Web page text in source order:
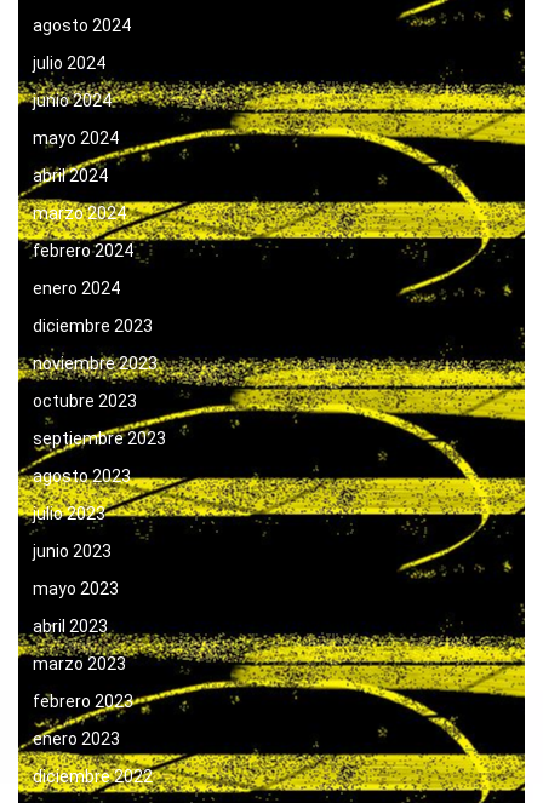
agosto 2024
julio 2024
junio 2024
mayo 2024
abril 2024
marzo 2024
febrero 2024
enero 2024
diciembre 2023
noviembre 2023
octubre 2023
septiembre 2023
agosto 2023
julio 2023
junio 2023
mayo 2023
abril 2023
marzo 2023
febrero 2023
enero 2023
diciembre 2022